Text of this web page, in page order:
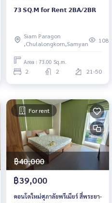
𝟳𝟯 𝗦𝗤.𝗠 𝗳𝗼𝗿 𝗥𝗲𝗻𝘁 𝟮𝗕𝗔/𝟮𝗕𝗥
Siam Paragon
,Chulalongkorn,Samyan
108
Area : 73.00 Sq.m.
2 2 21-50
For rent
฿40,000
฿39,000
คอนโดใหม่ศุภาลัยพรีเมียร์ สี่พระยา-